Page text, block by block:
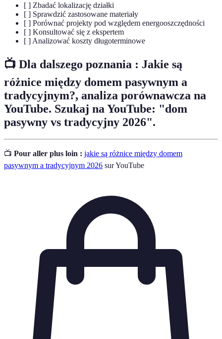
[ ] Zbadać lokalizację działki
[ ] Sprawdzić zastosowane materiały
[ ] Porównać projekty pod względem energooszczędności
[ ] Konsultować się z ekspertem
[ ] Analizować koszty długoterminowe
📺 Dla dalszego poznania : Jakie są
różnice między domem pasywnym a
tradycyjnym?, analiza porównawcza na
YouTube. Szukaj na YouTube: "dom
pasywny vs tradycyjny 2026".
📺 Pour aller plus loin : jakie są różnice między domem
pasywnym a tradycyjnym 2026 sur YouTube